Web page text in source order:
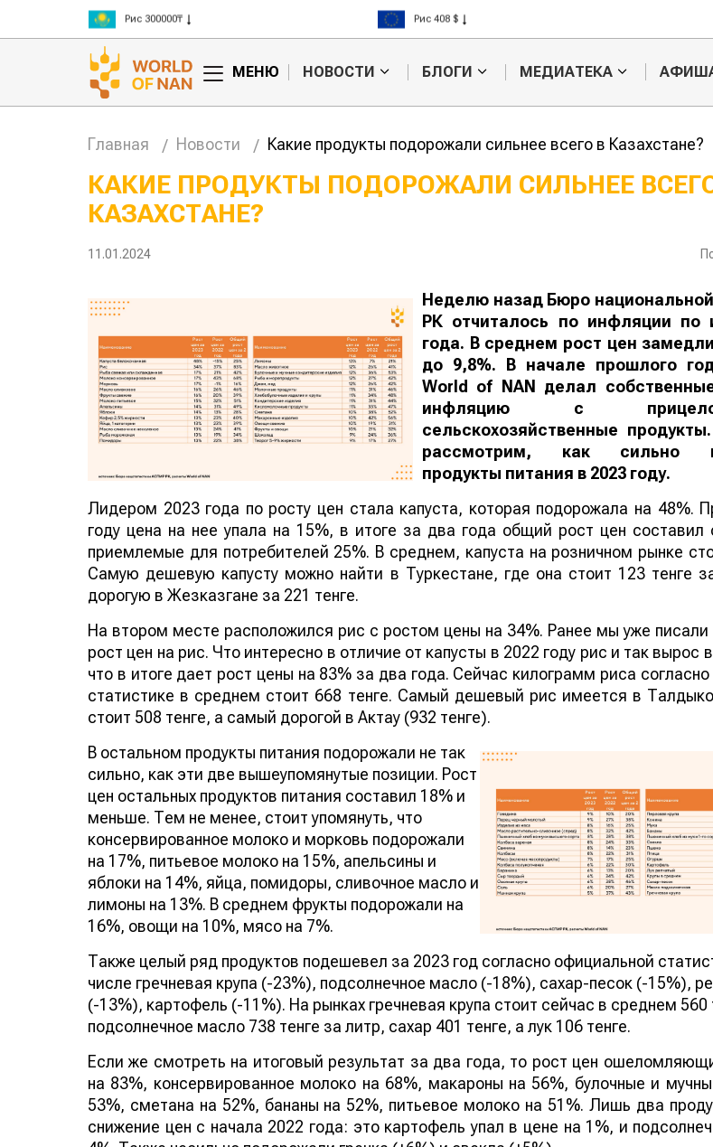
Рис 300000₸
Пшеница 3 класс 125000₸
Рис 408 $
Пшеница 423 $
МЕНЮ НОВОСТИ БЛОГИ МЕДИАТЕКА
Главная Новости Какие продукты подорожали сильнее всего в Казахстане?
КАКИЕ ПРОДУКТЫ ПОДОРОЖАЛИ СИЛЬНЕЕ
КАЗАХСТАНЕ?
11.01.2024
Неделю назад Бюро
РК отчиталось по инфляции по
года. В среднем рост цен
до 9,8%. В начале прошлого
World of NAN делал
инфляцию с
сельскохозяйственные
рассмотрим, как сильно
продукты питания в 2023 году.
Лидером 2023 года по росту цен стала капуста, которая подорожала на 48%.
году цена на нее упала на 15%, в итоге за два года общий рост цен составил
приемлемые для потребителей 25%. В среднем, капуста на розничном рынке
Самую дешевую капусту можно найти в Туркестане, где она стоит 123 тенге
дорогую в Жезказгане за 221 тенге.
На втором месте расположился рис с ростом цены на 34%. Ранее мы уже писали
рост цен на рис. Что интересно в отличие от капусты в 2022 году рис и так вырос
что в итоге дает рост цены на 83% за два года. Сейчас килограмм риса
статистике в среднем стоит 668 тенге. Самый дешевый рис имеется в
стоит 508 тенге, а самый дорогой в Актау (932 тенге).
В остальном продукты питания подорожали не так
сильно, как эти две вышеупомянутые позиции. Рост
цен остальных продуктов питания составил 18% и
меньше. Тем не менее, стоит упомянуть, что
консервированное молоко и морковь подорожали
на 17%, питьевое молоко на 15%, апельсины и
яблоки на 14%, яйца, помидоры, сливочное масло и
лимоны на 13%. В среднем фрукты подорожали на
16%, овощи на 10%, мясо на 7%.
Также целый ряд продуктов подешевел за 2023 год согласно официальной
числе гречневая крупа (-23%), подсолнечное масло (-18%), сахар-песок (-15%),
(-13%), картофель (-11%). На рынках гречневая крупа стоит сейчас в среднем 560
подсолнечное масло 738 тенге за литр, сахар 401 тенге, а лук 106 тенге.
Если же смотреть на итоговый результат за два года, то рост цен
на 83%, консервированное молоко на 68%, макароны на 56%, булочные и
53%, сметана на 52%, бананы на 52%, питьевое молоко на 51%. Лишь два
снижение цен с начала 2022 года: это картофель упал в цене на 1%, и